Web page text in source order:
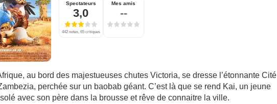
Spectateurs
3,0
442 notes, 65 critiques
Mes amis
--
au bord des majestueuses chutes Victoria, se dresse l’étonnante Cité
perchée sur un baobab géant. C’est là que se rend Kai, un jeune
avec son père dans la brousse et rêve de connaitre la ville.